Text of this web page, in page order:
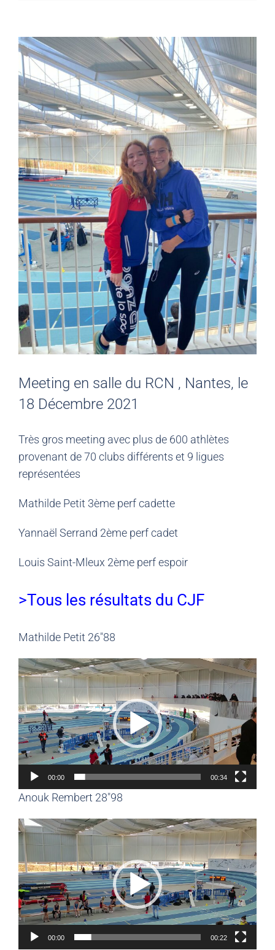
Meeting en salle du RCN , Nantes, le
18 Décembre 2021
Très gros meeting avec plus de 600 athlètes
provenant de 70 clubs différents et 9 ligues
représentées
Mathilde Petit 3ème perf cadette
Yannaël Serrand 2ème perf cadet
Louis Saint-Mleux 2ème perf espoir
>Tous les résultats du CJF
Mathilde Petit 26″88
Lecteur
vidéo
00:00 00:34
Anouk Rembert 28″98
Lecteur
vidéo
00:00 00:22